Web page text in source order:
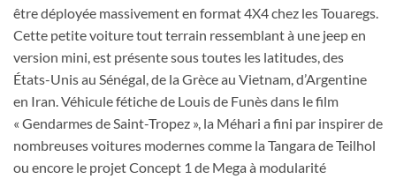
être déployée massivement en format 4X4 chez les Touaregs.
Cette petite voiture tout terrain ressemblant à une jeep en
version mini, est présente sous toutes les latitudes, des
États-Unis au Sénégal, de la Grèce au Vietnam, d’Argentine
en Iran. Véhicule fétiche de Louis de Funès dans le film
« Gendarmes de Saint-Tropez », la Méhari a fini par inspirer de
nombreuses voitures modernes comme la Tangara de Teilhol
ou encore le projet Concept 1 de Mega à modularité